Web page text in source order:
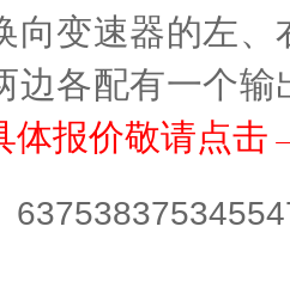
向变速器的左
边各配有一个输
体报价敬请点